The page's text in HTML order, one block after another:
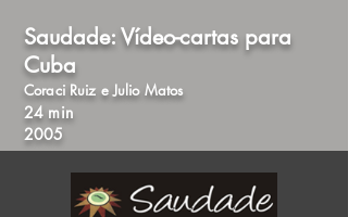
Saudade: Vídeo-cartas para
Cuba
Coraci Ruiz e Julio Matos
24 min
2005